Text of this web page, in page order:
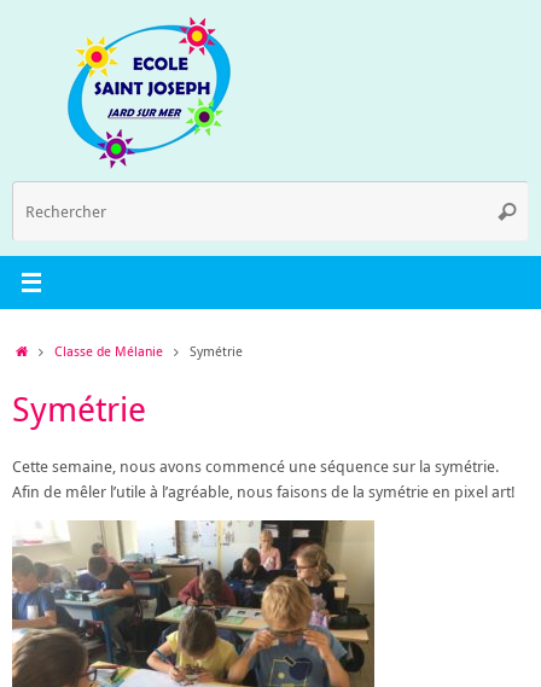
AccueilClasse de Mélanie Symétrie
Symétrie
Cette semaine, nous avons commencé une séquence sur la symétrie.
Afin de mêler l’utile à l’agréable, nous faisons de la symétrie en pixel art!